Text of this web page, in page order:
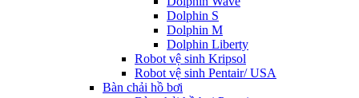
Dolphin S
Dolphin M
Dolphin Liberty
Robot vệ sinh Kripsol
Robot vệ sinh Pentair/ USA
Bàn chải hồ bơi